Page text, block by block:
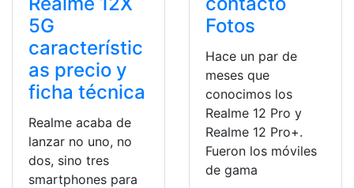
5G
característic
as precio y
ficha técnica
Realme acaba de
lanzar no uno, no
dos, sino tres
smartphones para
Fotos
Hace un par de
meses que
conocimos los
Realme 12 Pro y
Realme 12 Pro+.
Fueron los móviles
de gama